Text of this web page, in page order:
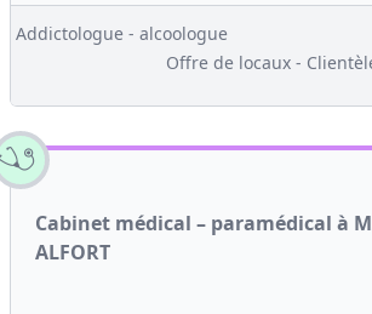
Addictologue - alcoologue
Offre de locaux -
Cabinet médical – paramédical à
ALFORT